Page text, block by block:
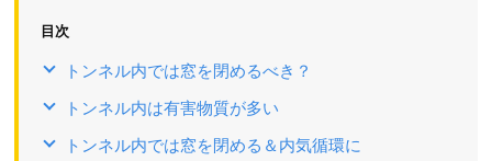
目次
トンネル内では窓を閉めるべき？
トンネル内は有害物質が多い
トンネル内では窓を閉める＆内気循環に